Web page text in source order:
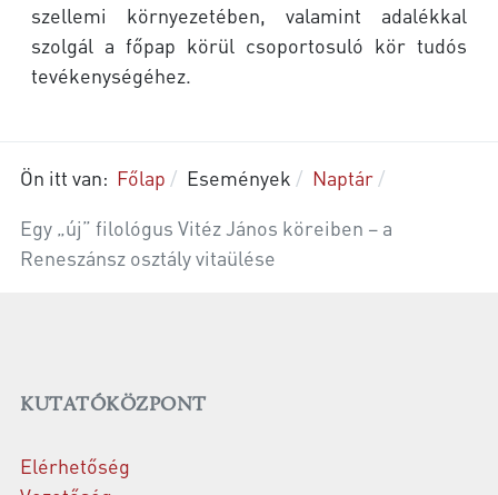
szellemi környezetében, valamint adalékkal
szolgál a főpap körül csoportosuló kör tudós
tevékenységéhez.
Ön itt van: Főlap Események
Naptár
Egy „új” filológus Vitéz János köreiben – a
Reneszánsz osztály vitaülése
KUTATÓKÖZPONT
Elérhetőség